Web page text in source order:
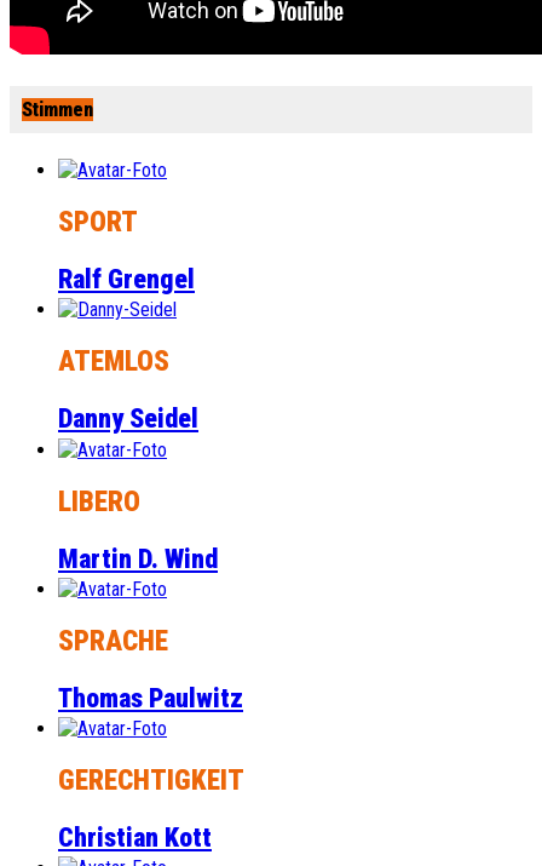
Stimmen
SPORT
Ralf Grengel
ATEMLOS
Danny Seidel
LIBERO
Martin D. Wind
SPRACHE
Thomas Paulwitz
GERECHTIGKEIT
Christian Kott